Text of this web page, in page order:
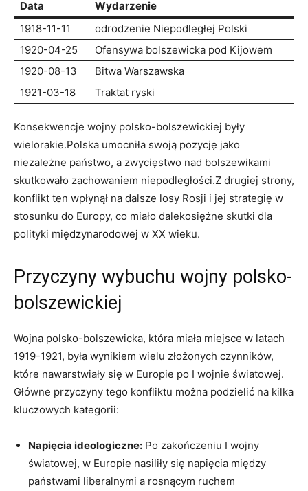
Data
Wydarzenie
1918-11-11
odrodzenie Niepodległej Polski
1920-04-25
Ofensywa bolszewicka pod Kijowem
1920-08-13
Bitwa Warszawska
1921-03-18
Traktat ryski
Konsekwencje wojny polsko-bolszewickiej były
wielorakie.Polska umocniła swoją pozycję jako
niezależne państwo, a zwycięstwo nad bolszewikami
skutkowało zachowaniem niepodległości.Z drugiej strony,
konflikt ten‌ wpłynął ‍na dalsze ‌losy Rosji i jej strategię w
stosunku do Europy, co⁢ miało dalekosiężne skutki dla
polityki międzynarodowej w XX wieku.
Przyczyny wybuchu wojny polsko-
bolszewickiej
Wojna polsko-bolszewicka, która miała miejsce w latach
1919-1921, była wynikiem wielu złożonych czynników,
które⁤ nawarstwiały się w⁣ Europie po I wojnie‌ światowej.
Główne przyczyny tego konfliktu można‍ podzielić na kilka
kluczowych kategorii:
Napięcia ideologiczne: Po zakończeniu I wojny
światowej, w Europie nasiliły się napięcia między
państwami liberalnymi a rosnącym ruchem